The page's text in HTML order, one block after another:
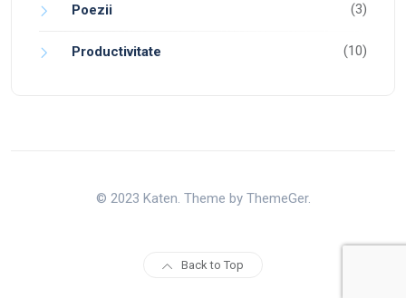
Poezii (3)
Productivitate (10)
© 2023 Katen. Theme by ThemeGer.
Back to Top